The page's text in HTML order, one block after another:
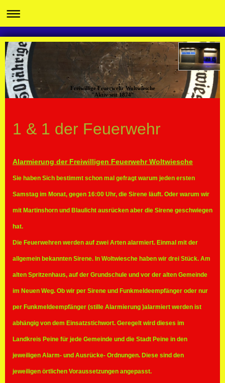
Freiwillige Feuerwehr Woltwiesche
"Aktiv seit 1874"
1 & 1 der Feuerwehr
Alarmierung der Freiwilligen Feuerwehr Woltwiesche
Sie haben Sich bestimmt schon mal gefragt warum jeden ersten
Samstag im Monat, gegen 16:00 Uhr, die Sirene läuft. Oder warum wir
mit Martinshorn und Blaulicht ausrücken aber die Sirene geschwiegen
hat.
Die Feuerwehren werden auf zwei Arten alarmiert. Einmal mit der
allgemein bekannten Sirene. In Woltwiesche haben wir drei Stück. Am
alten Spritzenhaus, auf der Grundschule und vor der alten Gemeinde
im Neuen Weg. Ob wir per Sirene und Funkmeldeempfänger oder nur
per Funkmeldeempfänger (stille Alarmierung )alarmiert werden ist
abhängig von dem Einsatzstichwort. Geregelt wird dieses im
Landkreis Peine für jede Gemeinde und die Stadt Peine in den
jeweiligen Alarm- und Ausrücke- Ordnungen. Diese sind den
jeweiligen örtlichen Voraussetzungen angepasst.